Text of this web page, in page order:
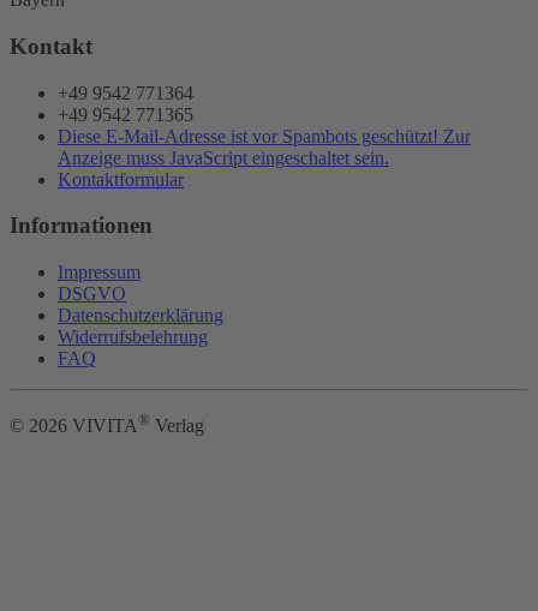
Kontakt
+49 9542 771364
+49 9542 771365
Diese E-Mail-Adresse ist vor Spambots geschützt! Zur
Anzeige muss JavaScript eingeschaltet sein.
Kontaktformular
Informationen
Impressum
DSGVO
Datenschutzerklärung
Widerrufsbelehrung
FAQ
© 2026 VIVITA® Verlag